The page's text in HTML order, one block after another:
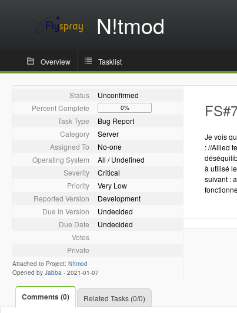
N!tmod
Overview Tasklist
Status
Unconfirmed
Percent Complete
0%
Task Type
Bug Report
Category
Server
Assigned To
No-one
Operating System
All / Undefined
Severity
Critical
Priority
Very Low
Reported Version
Development
Due in Version
Undecided
Due Date
Undecided
Votes
Private
Attached to Project: N!tmod
Opened by Jabba - 2021-01-07
Je vois
: //Allied
à utilisé
suivant :
Comments (0) Related Tasks (0/0)